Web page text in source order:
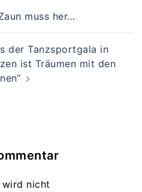
muss her…
der Tanzsportgala in
ist Träumen mit den
wird nicht